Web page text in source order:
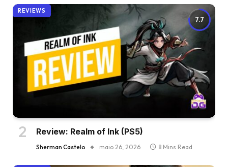
7.7
REVIEWS
Review: Realm of Ink (PS5)
Sherman Castelo maio 26, 2026 8 Mins Read